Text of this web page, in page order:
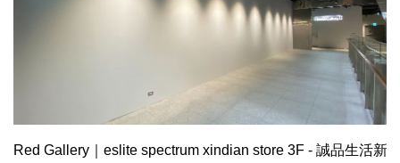
Red Gallery｜eslite spectrum xindian store 3F - 誠品生活新